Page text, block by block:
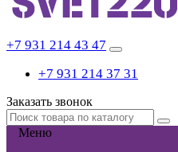
+7 931 214 43 47
+7 931 214 37 31
Заказать звонок
Меню